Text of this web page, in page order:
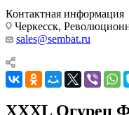
Контактная информация
Черкесск,
sales@sembat.ru
ХХХL Огурец